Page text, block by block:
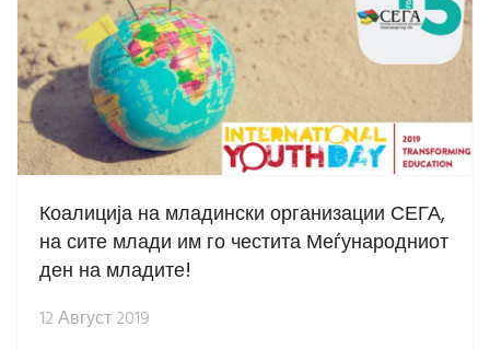
Коалиција на младински организации СЕГА,
на сите млади им го честита Меѓународниот
ден на младите!
12 Август 2019